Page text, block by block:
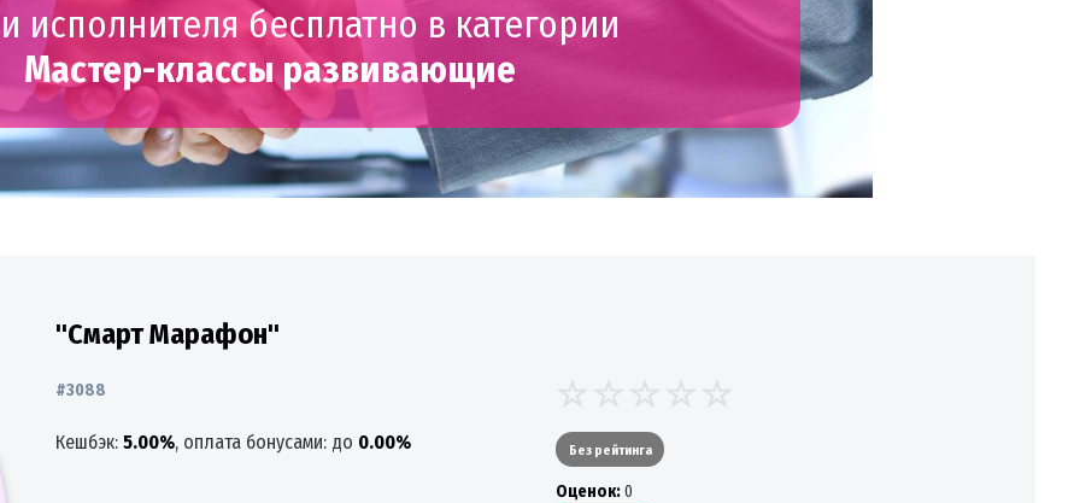
исполнителя бесплатно в категории
Мастер-классы развивающие
"Смарт Марафон"
#3088
Кешбэк:5.00%, оплата бонусами: до 0.00% Без рейтинга
Oценок:0